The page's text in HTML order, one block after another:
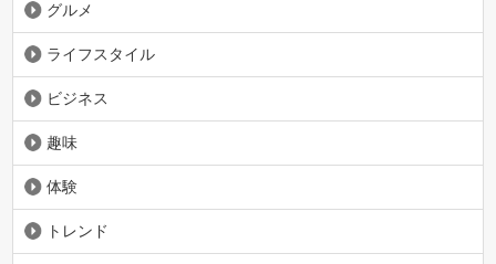
グルメ
ライフスタイル
ビジネス
趣味
体験
トレンド